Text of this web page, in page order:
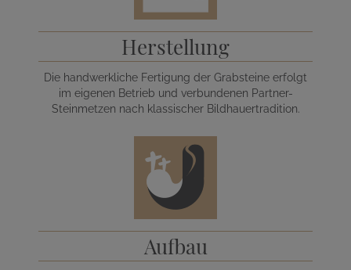
Herstellung
Die handwerkliche Fertigung der Grabsteine erfolgt
im eigenen Betrieb und verbundenen Partner-
Steinmetzen nach klassischer Bildhauertradition.
Aufbau